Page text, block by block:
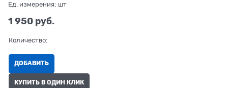
Ед. измерения: шт
1 950 руб.
Количество:
ДОБАВИТЬ
КУПИТЬ В ОДИН КЛИК